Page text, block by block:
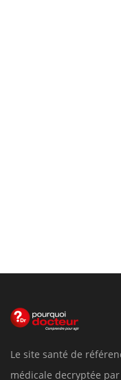
Le site santé de
médicale decryptée